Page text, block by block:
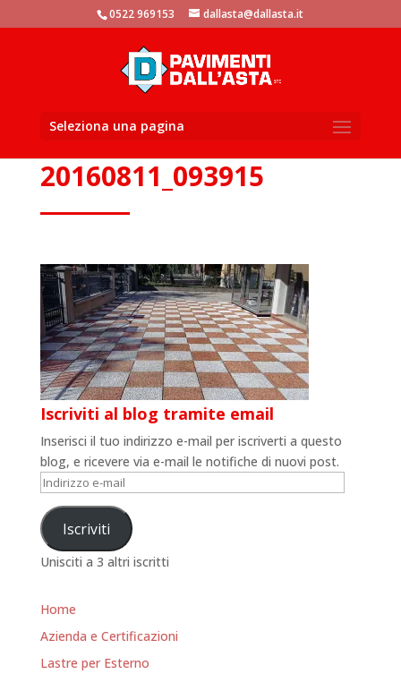
window.dataLayer = window.dataLayer || []; function gtag()
{dataLayer.push(arguments)}; gtag('js', new Date()); gtag('config',
0522 969153 dallasta@dallasta.it
Seleziona una pagina
20160811_093915
Iscriviti al blog tramite email
Inserisci il tuo indirizzo e-mail per iscriverti a questo
blog, e ricevere via e-mail le notifiche di nuovi post.
Indirizzo
mail Iscriviti
Unisciti a 3 altri iscritti
Home
Azienda e Certificazioni
Lastre per Esterno